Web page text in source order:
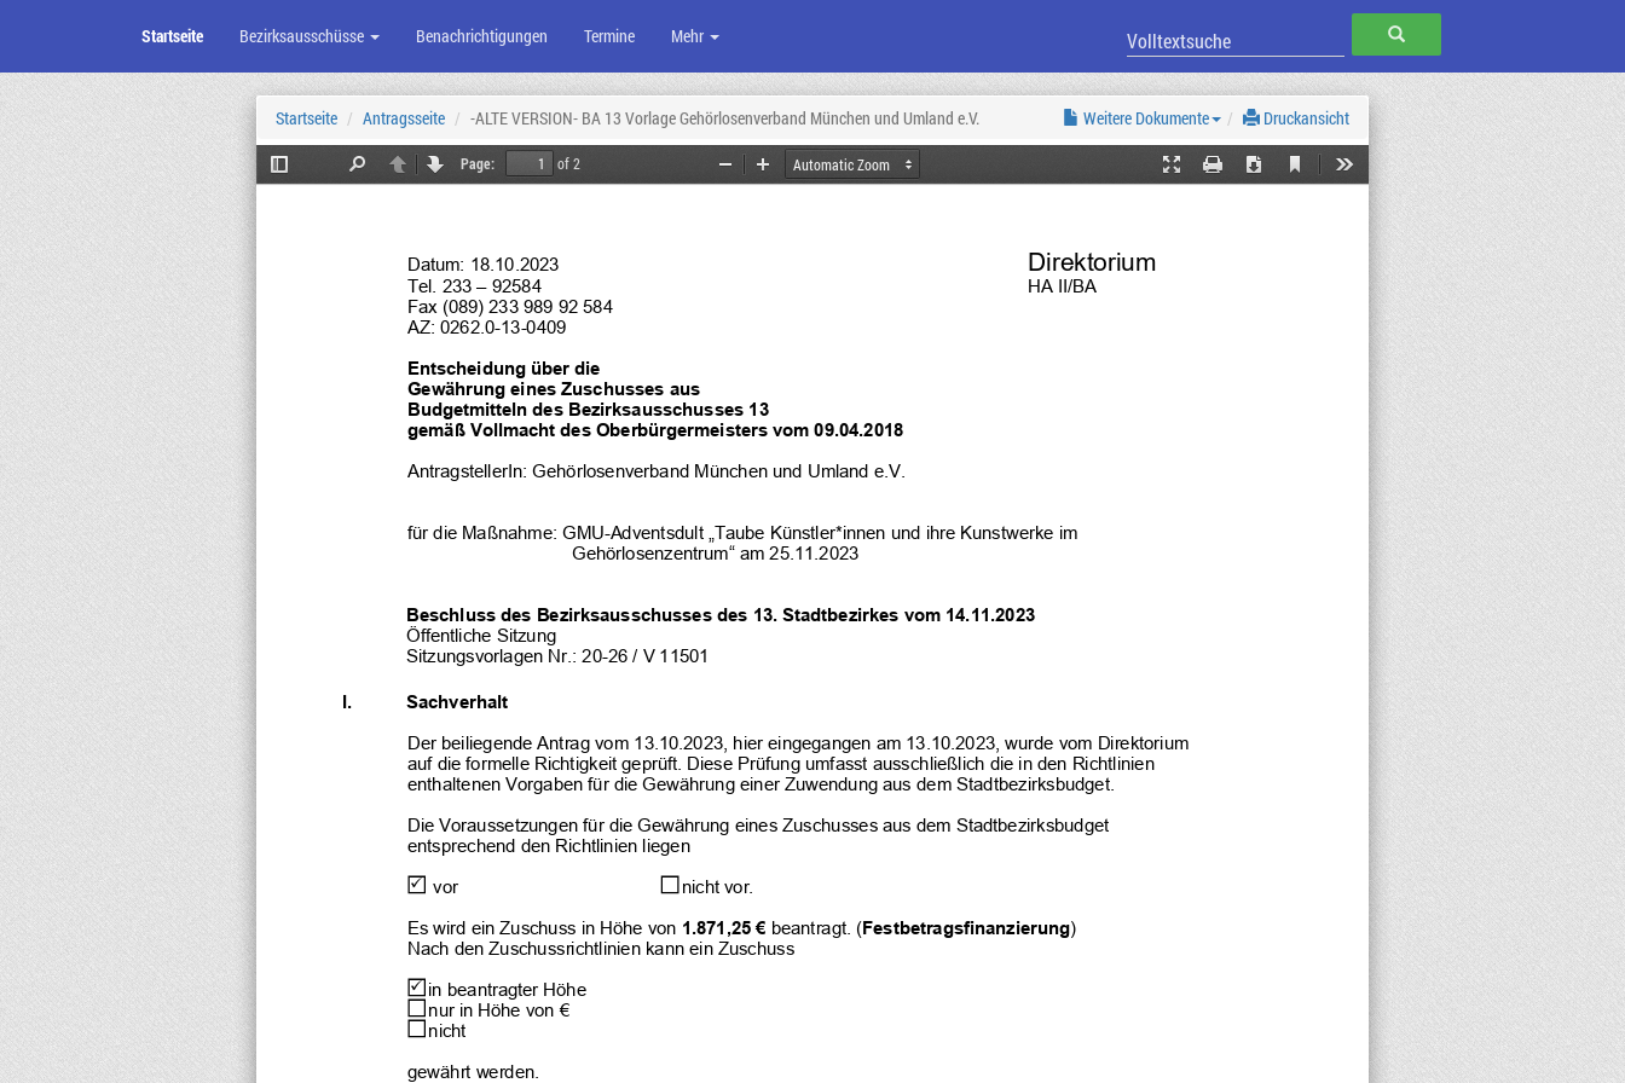
Zum
Seiteninhalt
SUCHEN
Startseite Bezirksausschüsse Benachrichtigungen Termine Mehr
Startseite Antragsseite -ALTE VERSION- BA 13 Vorlage Gehörlosenverband München und Umland e.V. Druckansicht
Weitere Dokumente
Toggle
Find PreviousNext
Page:
of 2
Presentation
Print Download
Current
Tools
Zoom Zoom
Datum: 18.10.2023 Direktorium
Tel. 233 – 92584
HA II/BA
Fax (089) 233 989 92 584
AZ: 0262.0-13-0409
Entscheidung über die
Gewährung eines Zuschusses aus
Budgetmitteln des Bezirksausschusses 13
gemäß Vollmacht des Oberbürgermeisters vom 09.04.2018
AntragstellerIn: Gehörlosenverband München und Umland e.V.
für die Maßnahme: GMU-Adventsdult „Taube Künstler*innen und ihre Kunstwerke im
Gehörlosenzentrum“ am 25.11.2023
Beschluss des Bezirksausschusses des 13 Stadtbezirkes vom 14.11.2023
Öffentliche Sitzung
Sitzungsvorlagen Nr.: 20-26 / V 11501
I. Sachverhalt
Der beiliegende Antrag vom 13.10.2023 , hier eingegangen am 13.10.2023 , wurde vom Direktorium
auf die formelle Richtigkeit geprüft. Diese Prüfung umfasst ausschließlich die in den Richtlinien
enthaltenen Vorgaben für die Gewährung einer Zuwendung aus dem Stadtbezirksbudget.
Die Voraussetzungen für die Gewährung eines Zuschusses aus dem Stadtbezirksbudget
entsprechend den Richtlinien liegen
  vor
nicht vor.
Es wird ein Zuschuss in Höhe von 1.871,25 € beantragt. (Festbetragsfinanzierung)
Nach den Zuschussrichtlinien kann ein Zuschuss
in beantragter Höhe
nur in Höhe von €
nicht
gewährt werden.